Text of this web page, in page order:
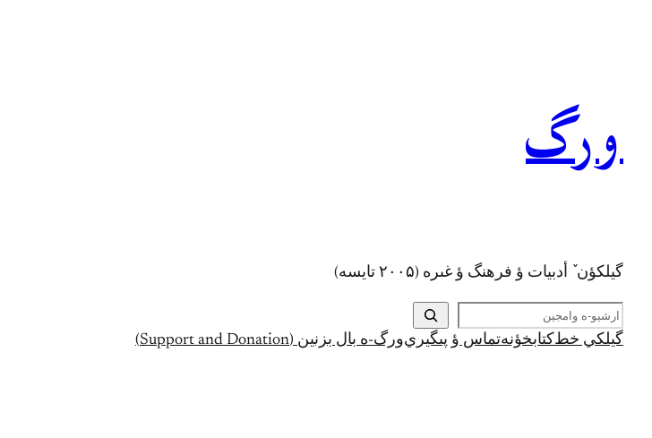
ورگ
گيلکؤن ٚ أدبیات ؤ فرهنگ ؤ غىره (۲۰۰۵ تايسه)
ج
س
تگيلکي خط کتابخؤنهتماس ؤ پىگيريورگ-ه بال بزنين (Support and Donation)